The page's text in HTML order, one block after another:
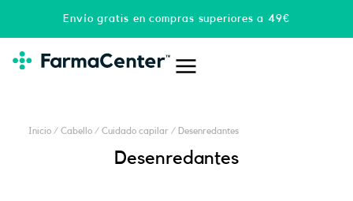
Envío gratis en compras superiores a 49€
Inicio / Cabello / Cuidado capilar / Desenredantes
Desenredantes